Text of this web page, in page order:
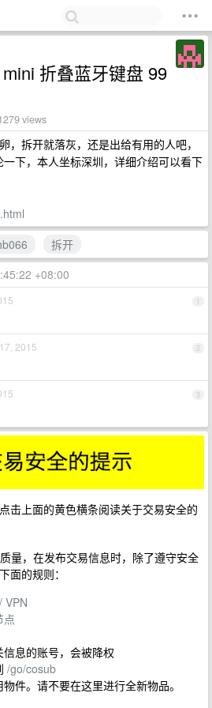
折叠蓝牙键盘 99
views
，拆开就落灰，还是出给有用的人吧，
下，本人坐标深圳，详细介绍可以看下
拆开
+08:00
1
2
2015
3
击上面的黄色横条阅读关于交易安全的
量，在发布交易信息时，除了遵守安全
面的规则：
VPN
点
息的账号，会被降权
/go/cosub
件。请不要在这里进行全新物品。